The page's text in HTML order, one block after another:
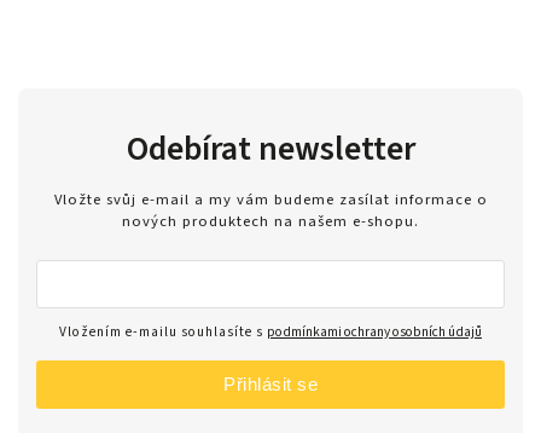
Odebírat newsletter
Vložte svůj e-mail a my vám budeme zasílat informace o
nových produktech na našem e-shopu.
Vložením e-mailu souhlasíte s podmínkami ochrany osobních údajů
Přihlásit se